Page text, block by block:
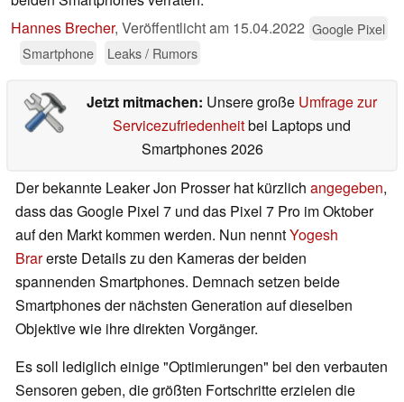
Hannes Brecher, Veröffentlicht am 15.04.2022 Google Pixel
Smartphone
Leaks / Rumors
Jetzt mitmachen: Unsere große Umfrage zur
Servicezufriedenheitbei Laptops und
Smartphones 2026
Der bekannte Leaker Jon Prosser hat kürzlich angegeben,
dass das Google Pixel 7 und das Pixel 7 Pro im Oktober
auf den Markt kommen werden. Nun nenntYogesh
Brarerste Details zu den Kameras der beiden
spannenden Smartphones. Demnach setzen beide
Smartphones der nächsten Generation auf dieselben
Objektive wie ihre direkten Vorgänger.
Es soll lediglich einige "Optimierungen" bei den verbauten
Sensoren geben, die größten Fortschritte erzielen die